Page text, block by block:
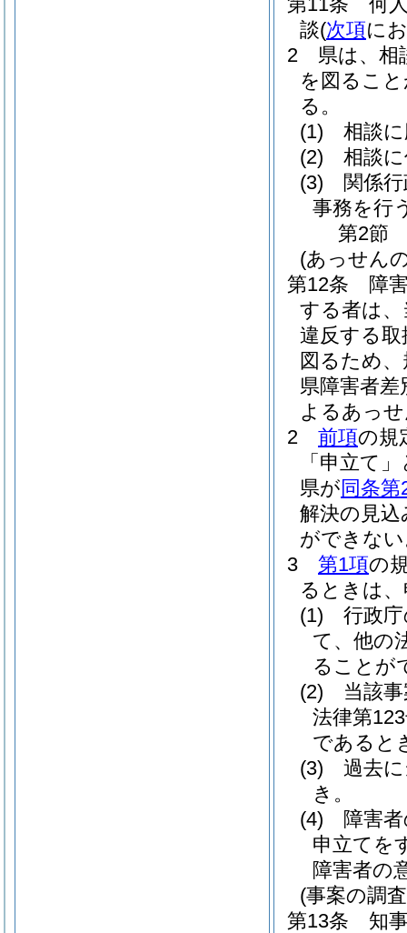
談(次項に
2
県は、相
を図るこ
る。
(1)
相談
(2)
相談
(3)
関係
事務を行
第2節
(あっせん
第12条
障
する者は
違反する
図るため
県障害者差
よるあっ
2
前項の規
「申立て
県が同条
解決の見
ができな
3
第1項の
るときは
(1)
行政
て、他の
ることが
(2)
当該
法律第
であると
(3)
過去
き。
(4)
障害
申立てを
障害者の
(事案の調
第13条
知